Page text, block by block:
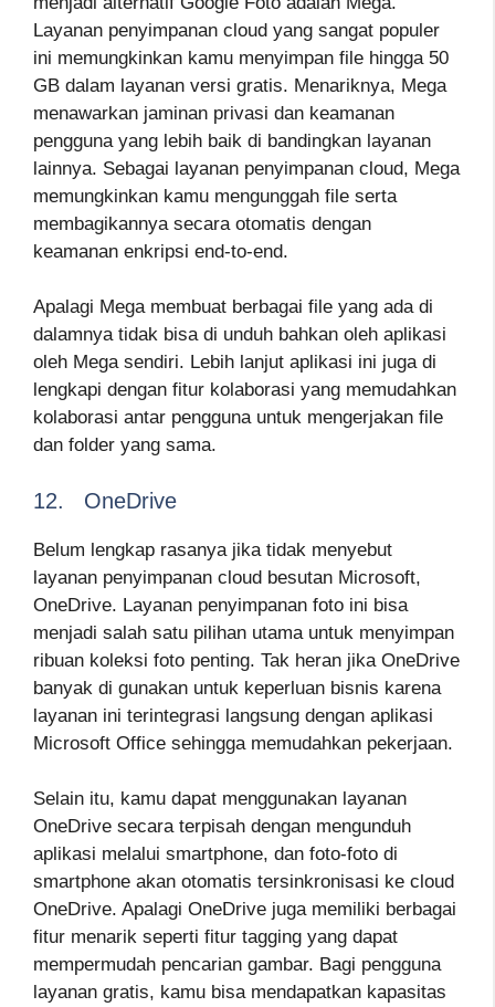
Layanan penyimpanan cloud yang sangat populer
ini memungkinkan kamu menyimpan file hingga 50
GB dalam layanan versi gratis. Menariknya, Mega
menawarkan jaminan privasi dan keamanan
pengguna yang lebih baik di bandingkan layanan
lainnya. Sebagai layanan penyimpanan cloud, Mega
memungkinkan kamu mengunggah file serta
membagikannya secara otomatis dengan
keamanan enkripsi end-to-end.
Apalagi Mega membuat berbagai file yang ada di
dalamnya tidak bisa di unduh bahkan oleh aplikasi
oleh Mega sendiri. Lebih lanjut aplikasi ini juga di
lengkapi dengan fitur kolaborasi yang memudahkan
kolaborasi antar pengguna untuk mengerjakan file
dan folder yang sama.
12. OneDrive
Belum lengkap rasanya jika tidak menyebut
layanan penyimpanan cloud besutan Microsoft,
OneDrive. Layanan penyimpanan foto ini bisa
menjadi salah satu pilihan utama untuk menyimpan
ribuan koleksi foto penting. Tak heran jika OneDrive
banyak di gunakan untuk keperluan bisnis karena
layanan ini terintegrasi langsung dengan aplikasi
Microsoft Office sehingga memudahkan pekerjaan.
Selain itu, kamu dapat menggunakan layanan
OneDrive secara terpisah dengan mengunduh
aplikasi melalui smartphone, dan foto-foto di
smartphone akan otomatis tersinkronisasi ke cloud
OneDrive. Apalagi OneDrive juga memiliki berbagai
fitur menarik seperti fitur tagging yang dapat
mempermudah pencarian gambar. Bagi pengguna
layanan gratis, kamu bisa mendapatkan kapasitas